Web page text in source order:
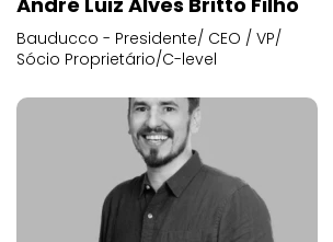
Bauducco - Presidente/ CEO / VP/
Sócio Proprietário/C-level